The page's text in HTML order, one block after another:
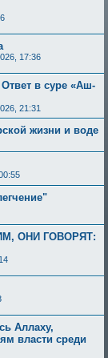
17:36
в суре «Аш-
21:31
жизни и воде
ОНИ ГОВОРЯТ:
Аллаху,
власти среди